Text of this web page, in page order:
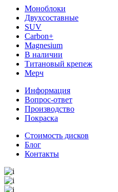
Моноблоки
Двухсоставные
SUV
Carbon+
Magnesium
В наличии
Титановый крепеж
Мерч
Информация
Вопрос-ответ
Производство
Покраска
Стоимость дисков
Блог
Контакты